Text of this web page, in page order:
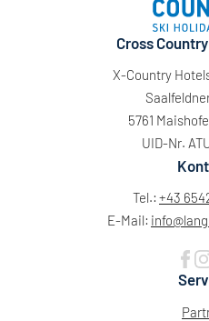
Cross
X-Country
5761
UID-Nr.
Tel.: +43
E-Mail: info@